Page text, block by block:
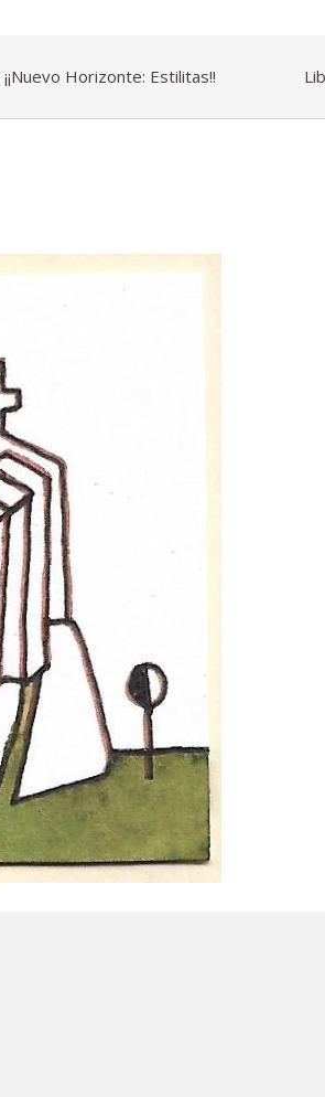
¡¡Nuevo Horizonte: Estilitas!!